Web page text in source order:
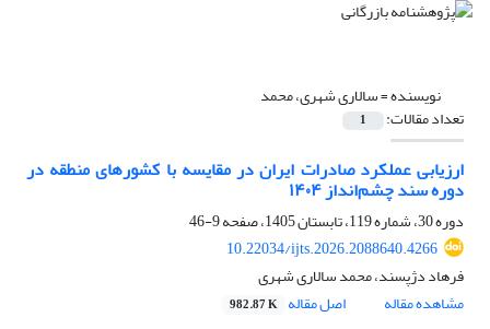
نویسنده =سالاری شهری، محمد
تعداد مقالات: 1
ارزیابی عملکرد صادرات ایران در مقایسه با کشورهای منطقه در
دوره سند چشم‌انداز ۱۴۰۴
دوره 30، شماره 119، تابستان 1405، صفحه
9-46
10.22034/ijts.2026.2088640.4266
فرهاد دژپسند، محمد سالاری شهری
مشاهده مقاله
اصل مقاله 982.87 K